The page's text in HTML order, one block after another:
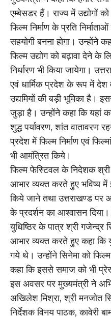
एम्बेसडर हैं। राज्य में उद्योगों
फिल्म निर्माण के प्रति
सहयोगी बनना होगा। उन्होंने
फिल्म उद्योग को बढ़ावा देने के
निर्धारण भी किया जायेगा।
एवं धार्मिक प्रदेश के रूप में देश
उद्यमियों की बड़ी भूमिका है।
जुड़ा है। उन्होंने कहा कि यहां
शुद्ध पर्यावरण, शांत वातावरण
प्रदेश में फिल्म निर्माण एवं
भी आमंत्रित किये।
फिल्म फेस्टिवल के निदेशक श्री
आभार व्यक्त करते हुए भविष्य
किये जाने तथा उत्तराखण्ड पर
के प्रदर्शन का आश्वासन
युधिष्ठिर के पात्र श्री गजेन्द्र
आभार व्यक्त करते हुए कहा कि
गये थे। उन्होंने सिनेमा को
कहा कि इससे समाज को भी
इस अवसर पर मुख्यमंत्री ने
अखिलेश मिश्रा, श्री मनजोत
निर्देशक विनय पाठक, कावेरी